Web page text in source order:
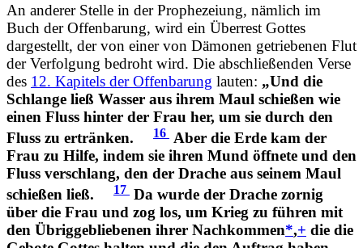
An anderer Stelle in der Prophezeiung, nämlich im
Buch der Offenbarung, wird ein Überrest Gottes
dargestellt, der von einer von Dämonen getriebenen Flut
der Verfolgung bedroht wird. Die abschließenden Verse
des 12. Kapitels der Offenbarung lauten: „Und die
Schlange ließ Wasser aus ihrem Maul schießen wie
einen Fluss hinter der Frau her, um sie durch den
Fluss zu ertränken.
16 Aber die Erde kam der
Frau zu Hilfe, indem sie ihren Mund öffnete und den
Fluss verschlang, den der Drache aus seinem Maul
schießen ließ.
17 Da wurde der Drache zornig
über die Frau und zog los, um Krieg zu führen mit
den Übriggebliebenen ihrer Nachkommen*,+ die die